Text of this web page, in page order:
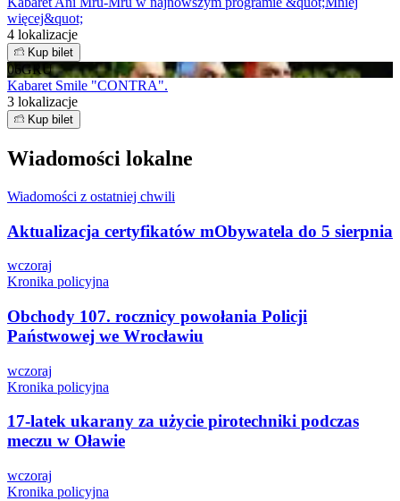
więcej&quot;
4 lokalizacje
Kup bilet
06GRU
Kabaret Smile "CONTRA".
3 lokalizacje
Kup bilet
Wiadomości lokalne
Wiadomości z ostatniej chwili
Aktualizacja certyfikatów mObywatela do 5 sierpnia
wczoraj
Kronika policyjna
Obchody 107. rocznicy powołania Policji
Państwowej we Wrocławiu
wczoraj
Kronika policyjna
17-latek ukarany za użycie pirotechniki podczas
meczu w Oławie
wczoraj
Kronika policyjna